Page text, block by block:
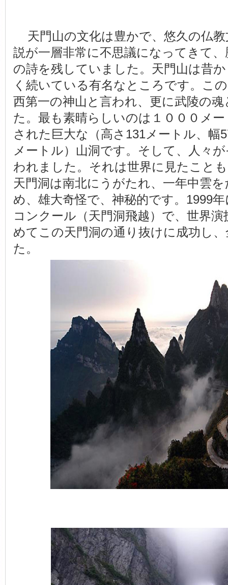
天門山の文化は豊かで、悠久の仏
説が一層非常に不思議になってきて
の詩を残していました。天門山は昔
く続いている有名なところです。こ
西第一の神山と言われ、更に武陵の
た。最も素晴らしいのは１０００メ
された巨大な（高さ131メートル、幅
メートル）山洞です。そして、人々
われました。それは世界に見たこと
天門洞は南北にうがたれ、一年中雲
め、雄大奇怪で、神秘的です。1999
コンクール（天門洞飛越）で、世界
めてこの天門洞の通り抜けに成功し
た。